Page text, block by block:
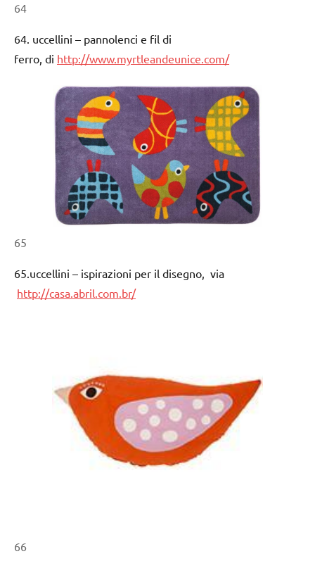
64
64. uccellini – pannolenci e fil di
ferro, di http://www.myrtleandeunice.com/
65
65.uccellini – ispirazioni per il disegno, via
http://casa.abril.com.br/
66